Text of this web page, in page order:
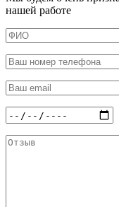
нашей работе